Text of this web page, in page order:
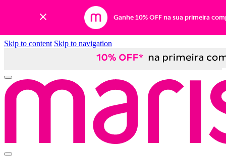
Ganhe 10% OFF na sua primeira
Skip to content Skip to navigation